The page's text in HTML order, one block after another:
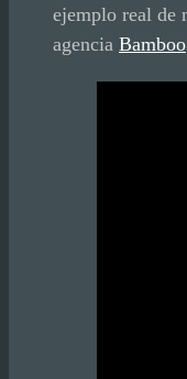
ejemplo real de
agencia Bamboo